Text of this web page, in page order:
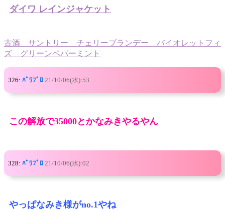
ダイワ レインジャケット
古酒 サントリー チェリーブランデー バイオレットフィ
ズ グリーンペパーミント
326: ﾊﾟﾜﾌﾟﾛ 21/10/06(水):53
この解放で35000とかなみきやるやん
328: ﾊﾟﾜﾌﾟﾛ 21/10/06(水):02
やっぱなみき様がno.1やね